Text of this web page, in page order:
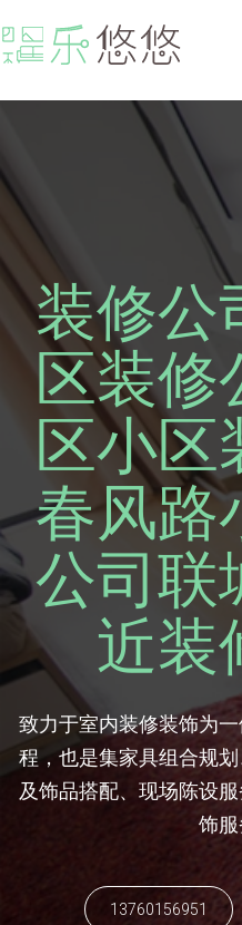
装修公
区装修
区小区
春风路
公司联
近装
致力于室内装修装饰为
程，也是集家具组合规
及饰品搭配、现场陈设
饰
13760156951